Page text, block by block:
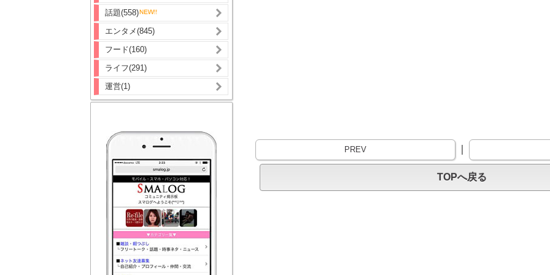
話題(558)
エンタメ(845)
フード(160)
ライフ(291)
運営(1)
PREV
TOPへ戻る